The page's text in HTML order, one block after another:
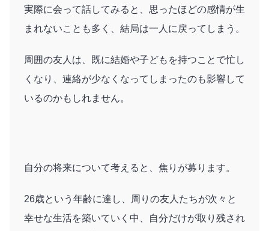
実際に会って話してみると、思ったほどの感情が生
まれないことも多く、結局は一人に戻ってしまう。
周囲の友人は、既に結婚や子どもを持つことで忙し
くなり、連絡が少なくなってしまったのも影響して
いるのかもしれません。
自分の将来について考えると、焦りが募ります。
26歳という年齢に達し、周りの友人たちが次々と
幸せな生活を築いていく中、自分だけが取り残され